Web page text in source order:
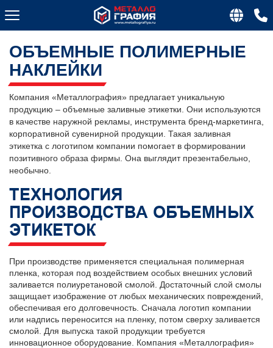
ОБЪЕМНЫЕ ПОЛИМЕРНЫЕ
НАКЛЕЙКИ
Компания «Металлография» предлагает уникальную
продукцию – объемные заливные этикетки. Они используются
в качестве наружной рекламы, инструмента бренд-маркетинга,
корпоративной сувенирной продукции. Такая заливная
этикетка с логотипом компании помогает в формировании
позитивного образа фирмы. Она выглядит презентабельно,
необычно.
ТЕХНОЛОГИЯ
ПРОИЗВОДСТВА ОБЪЕМНЫХ
ЭТИКЕТОК
При производстве применяется специальная полимерная
пленка, которая под воздействием особых внешних условий
заливается полиуретановой смолой. Достаточный слой смолы
защищает изображение от любых механических повреждений,
обеспечивая его долговечность. Сначала логотип компании
или надпись переносится на пленку, потом сверху заливается
смолой. Для выпуска такой продукции требуется
инновационное оборудование. Компания «Металлография»